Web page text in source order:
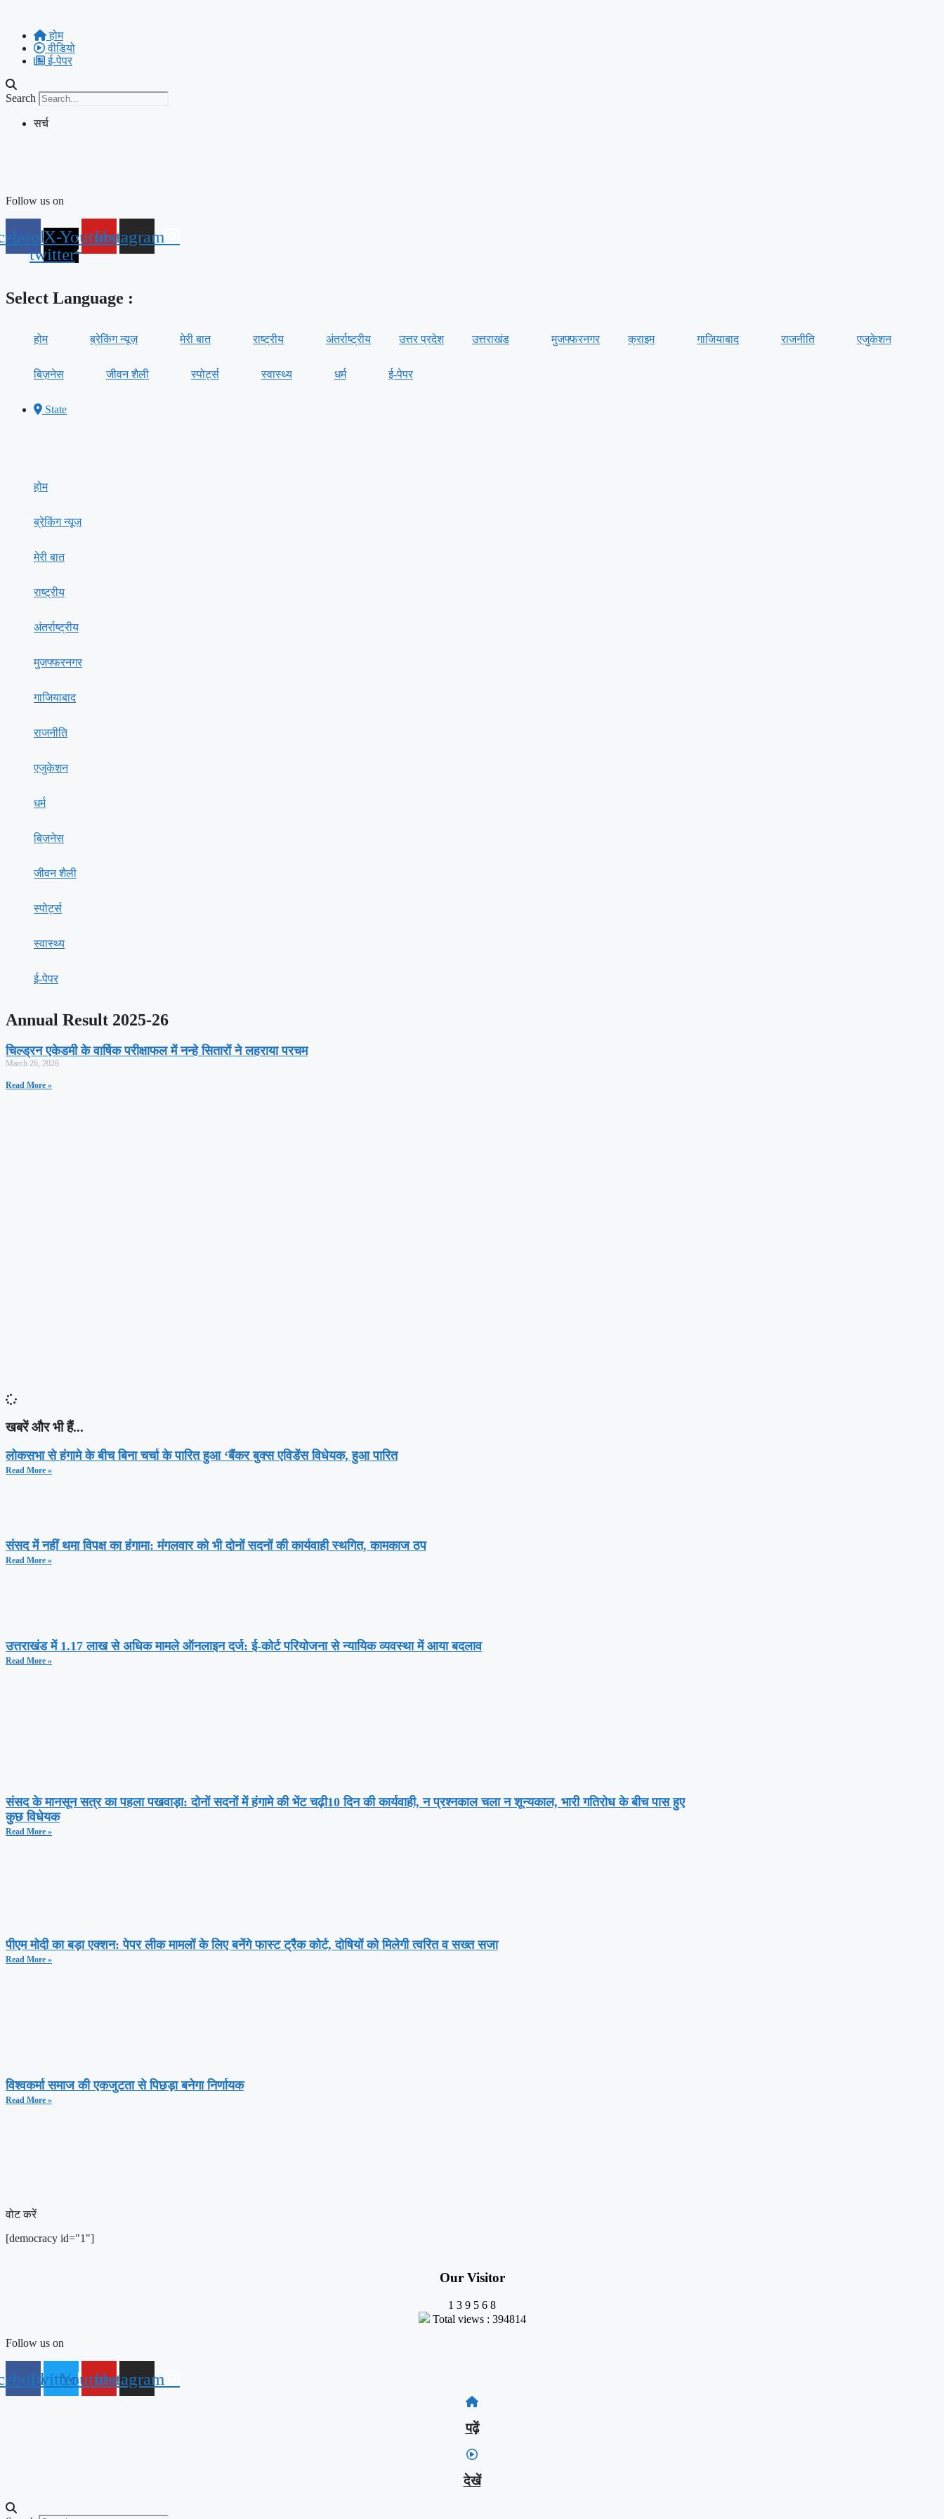
content
होम
वीडियो
ई-पेपर
Search
सर्च
Follow us on
X-
twitter
YoutubeInstagram
Select Language :
होम ब्रेकिंग न्यूज़ मेरी बात राष्ट्रीय अंतर्राष्ट्रीय उत्तर प्रदेश उत्तराखंड मुजफ्फरनगर क्राइम गाजियाबाद राजनीति एजुकेशन
बिज़नेस जीवन शैली स्पोर्ट्स स्वास्थ्य धर्म ई-पेपर
State
होम
ब्रेकिंग न्यूज़
मेरी बात
राष्ट्रीय
अंतर्राष्ट्रीय
मुजफ्फरनगर
गाजियाबाद
राजनीति
एजुकेशन
धर्म
बिज़नेस
जीवन शैली
स्पोर्ट्स
स्वास्थ्य
ई-पेपर
Annual Result 2025-26
चिल्ड्रन एकेडमी के वार्षिक परीक्षाफल में नन्हे सितारों ने लहराया परचम
March 26, 2026
Read More »
खबरें और भी हैं...
लोकसभा से हंगामे के बीच बिना चर्चा के पारित हुआ ‘बैंकर बुक्स एविडेंस विधेयक, हुआ पारित
Read More »
संसद में नहीं थमा विपक्ष का हंगामा: मंगलवार को भी दोनों सदनों की कार्यवाही स्थगित, कामकाज ठप
Read More »
उत्तराखंड में 1.17 लाख से अधिक मामले ऑनलाइन दर्ज: ई-कोर्ट परियोजना से न्यायिक व्यवस्था में आया बदलाव
Read More »
संसद के मानसून सत्र का पहला पखवाड़ा: दोनों सदनों में हंगामे की भेंट चढ़ी10 दिन की कार्यवाही, न प्रश्नकाल चला न शून्यकाल, भारी गतिरोध के बीच पास हुए
कुछ विधेयक
Read More »
पीएम मोदी का बड़ा एक्शन: पेपर लीक मामलों के लिए बनेंगे फास्ट ट्रैक कोर्ट, दोषियों को मिलेगी त्वरित व सख्त सजा
Read More »
विश्वकर्मा समाज की एकजुटता से पिछड़ा बनेगा निर्णायक
Read More »
वोट करें
[democracy id="1"]
Our Visitor
1 3 9 5 6 8
Total views : 394814
Follow us on
TwitterYoutubeInstagram
पढ़ें
देखें